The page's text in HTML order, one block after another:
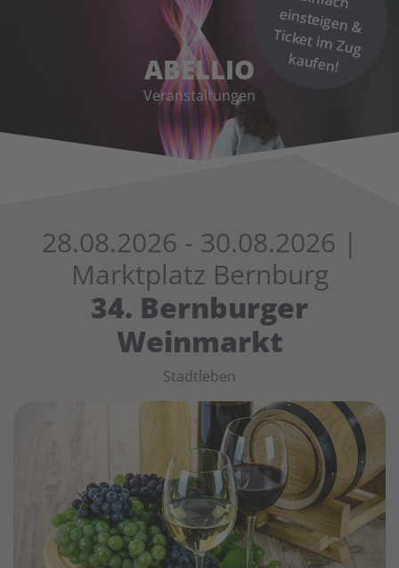
ABELLIO
Veranstaltungen
kaufen!
28.08.2026 - 30.08.2026 |
Marktplatz Bernburg
34. Bernburger
Weinmarkt
Stadtleben